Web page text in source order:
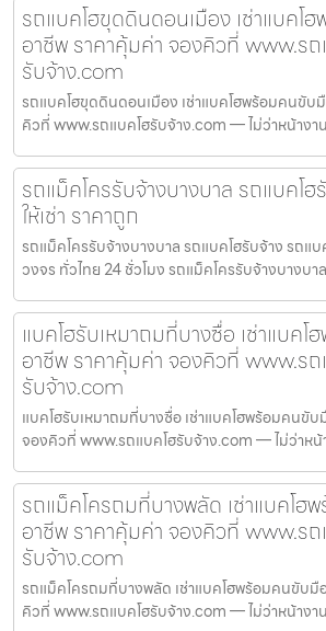
รถแบคโฮขุดดินดอนเมือง เช่าแบคโ
อาชีพ ราคาคุ้มค่า จองคิวที่ www.รถ
รับจ้าง.com
รถแบคโฮขุดดินดอนเมือง เช่าแบคโฮพร้อมคนขับ
คิวที่ www.รถแบคโฮรับจ้าง.com — ไม่ว่าหน้างา
รถแม็คโครรับจ้างบางบาล รถแบคโฮ
ให้เช่า ราคาถูก
รถแม็คโครรับจ้างบางบาล รถแบคโฮรับจ้าง รถแบ
วงจร ทั่วไทย 24 ชั่วโมง รถแม็คโครรับจ้างบางบา
แบคโฮรับเหมาถมที่บางซื่อ เช่าแบค
อาชีพ ราคาคุ้มค่า จองคิวที่ www.รถ
รับจ้าง.com
แบคโฮรับเหมาถมที่บางซื่อ เช่าแบคโฮพร้อมคนขั
จองคิวที่ www.รถแบคโฮรับจ้าง.com — ไม่ว่าหน้
รถแม็คโครถมที่บางพลัด เช่าแบคโฮ
อาชีพ ราคาคุ้มค่า จองคิวที่ www.รถ
รับจ้าง.com
รถแม็คโครถมที่บางพลัด เช่าแบคโฮพร้อมคนขับมื
คิวที่ www.รถแบคโฮรับจ้าง.com — ไม่ว่าหน้างา